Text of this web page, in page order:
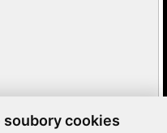
soubory cookies